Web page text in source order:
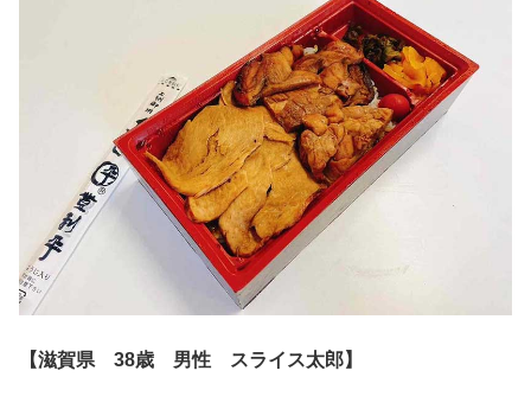
【滋賀県 38歳 男性 スライス太郎】